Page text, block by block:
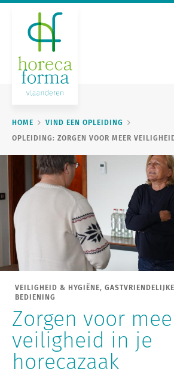
HOME
VIND EEN OPLEIDING
OPLEIDING: ZORGEN VOOR MEER
VEILIGHEID & HYGIËNE,
BEDIENING
Zorgen voor
veiligheid in je
horecazaak